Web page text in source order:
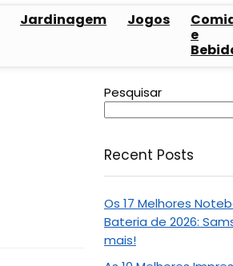
Jardinagem Jogos
e
Pesquisar
Recent Posts
Os 17 Melhores
Bateria de 2026:
mais!